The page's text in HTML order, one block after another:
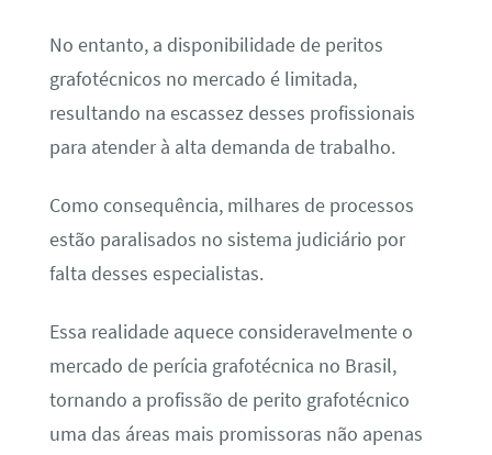
No entanto, a disponibilidade de peritos
grafotécnicos no mercado é limitada,
resultando na escassez desses profissionais
para atender à alta demanda de trabalho.
Como consequência, milhares de processos
estão paralisados no sistema judiciário por
falta desses especialistas.
Essa realidade aquece consideravelmente o
mercado de perícia grafotécnica no Brasil,
tornando a profissão de perito grafotécnico
uma das áreas mais promissoras não apenas